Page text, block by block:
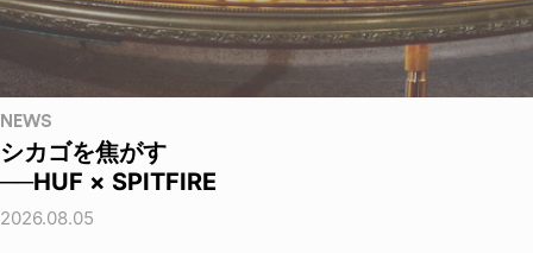
NEWS
シカゴを焦がす
──HUF × SPITFIRE
2026.08.05